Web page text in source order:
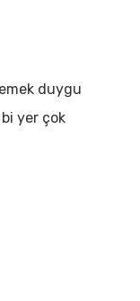
duygu
yer çok